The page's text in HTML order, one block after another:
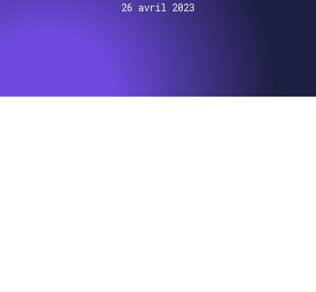
26 avril 2023